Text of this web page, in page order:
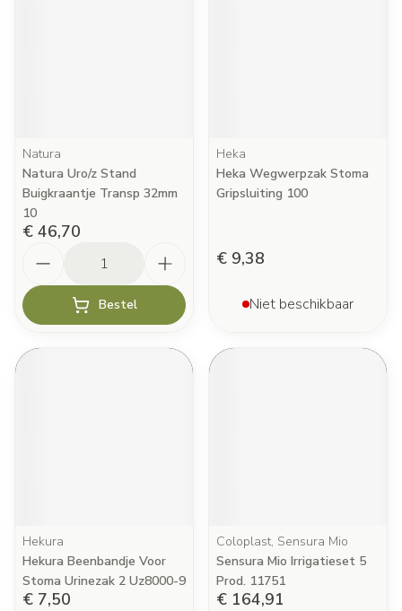
Natura
Natura Uro/z Stand
Buigkraantje Transp 32mm
10
€ 46,70
Bestel
Heka
Heka Wegwerpzak Stoma
Gripsluiting 100
€ 9,38
Niet beschikbaar
Hekura
Hekura Beenbandje Voor
Stoma Urinezak 2 Uz8000-9
€ 7,50
Coloplast, Sensura Mio
Sensura Mio Irrigatieset 5
Prod. 11751
€ 164,91